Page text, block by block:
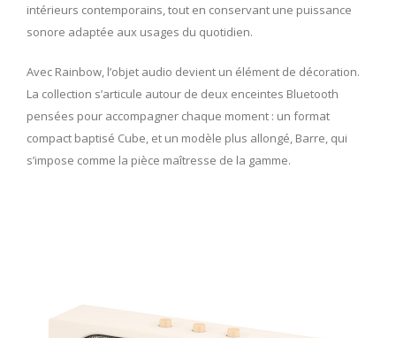
intérieurs contemporains, tout en conservant une puissance
sonore adaptée aux usages du quotidien.
Avec Rainbow, l’objet audio devient un élément de décoration.
La collection s’articule autour de deux enceintes Bluetooth
pensées pour accompagner chaque moment : un format
compact baptisé Cube, et un modèle plus allongé, Barre, qui
s’impose comme la pièce maîtresse de la gamme.